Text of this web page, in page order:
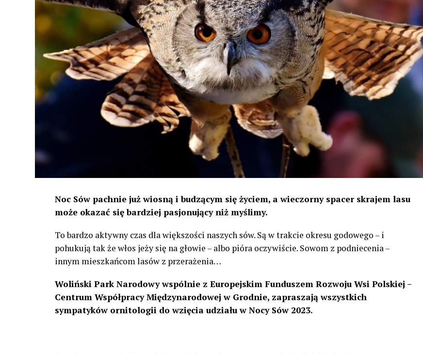
Noc Sów pachnie już wiosną i budzącym się życiem, a wieczorny spacer skrajem lasu
może okazać się bardziej pasjonujący niż myślimy.
To bardzo aktywny czas dla większości naszych sów. Są w trakcie okresu godowego – i
pohukują tak że włos jeży się na głowie – albo pióra oczywiście. Sowom z podniecenia –
innym mieszkańcom lasów z przerażenia…
Woliński Park Narodowy wspólnie z Europejskim Funduszem Rozwoju Wsi Polskiej –
Centrum Współpracy Międzynarodowej w Grodnie, zapraszają wszystkich
sympatyków ornitologii do wzięcia udziału w Nocy Sów 2023.